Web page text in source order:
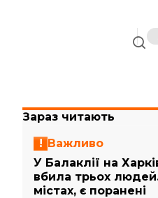
Зараз читають
Важливо
У Балаклії на
вбила трьох
містах, є поранені